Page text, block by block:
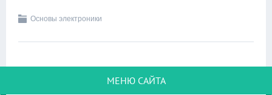
Основы электроники
МЕНЮ САЙТА